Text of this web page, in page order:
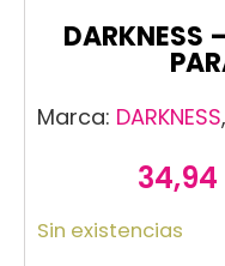
DARKNESS
Marca: DARKNESS,
34,94
Sin existencias